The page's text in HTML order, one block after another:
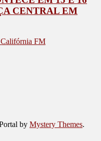
CENTRAL EM
FM
by Mystery Themes.